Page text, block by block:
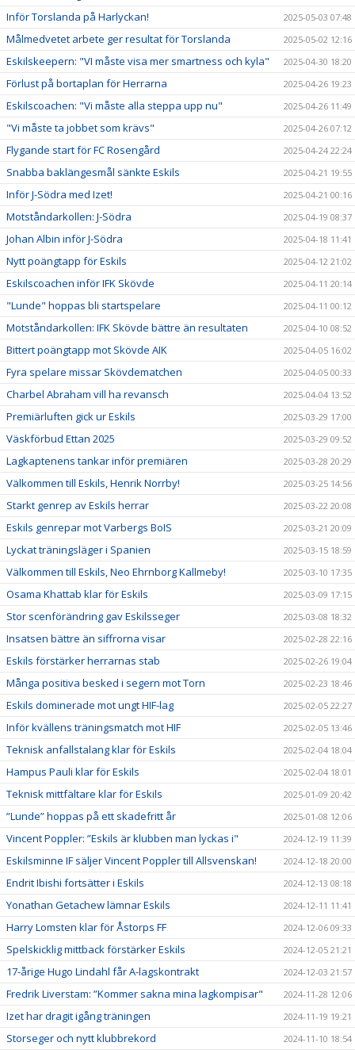
Inför Torslanda på Harlyckan! 2025-05-03 07:48
Målmedvetet arbete ger resultat för Torslanda 2025-05-02 12:16
Eskilskeepern: "VI måste visa mer smartness och kyla" 2025-04-30 18:20
Förlust på bortaplan för Herrarna 2025-04-26 19:23
Eskilscoachen: "Vi måste alla steppa upp nu" 2025-04-26 11:49
"Vi måste ta jobbet som krävs" 2025-04-26 07:12
Flygande start för FC Rosengård 2025-04-24 22:24
Snabba baklängesmål sänkte Eskils 2025-04-21 19:55
Inför J-Södra med Izet! 2025-04-21 00:16
Motståndarkollen: J-Södra 2025-04-19 08:37
Johan Albin inför J-Södra 2025-04-18 11:41
Nytt poängtapp för Eskils 2025-04-12 21:02
Eskilscoachen inför IFK Skövde 2025-04-11 20:14
"Lunde" hoppas bli startspelare 2025-04-11 00:12
Motståndarkollen: IFK Skövde bättre än resultaten 2025-04-10 08:52
Bittert poängtapp mot Skövde AIK 2025-04-05 16:02
Fyra spelare missar Skövdematchen 2025-04-05 00:33
Charbel Abraham vill ha revansch 2025-04-04 13:52
Premiärluften gick ur Eskils 2025-03-29 17:00
Väskförbud Ettan 2025 2025-03-29 09:52
Lagkaptenens tankar inför premiären 2025-03-28 20:29
Välkommen till Eskils, Henrik Norrby! 2025-03-25 14:56
Starkt genrep av Eskils herrar 2025-03-22 20:08
Eskils genrepar mot Varbergs BoIS 2025-03-21 20:09
Lyckat träningsläger i Spanien 2025-03-15 18:59
Välkommen till Eskils, Neo Ehrnborg Kallmeby! 2025-03-10 17:35
Osama Khattab klar för Eskils 2025-03-09 17:15
Stor scenförändring gav Eskilsseger 2025-03-08 18:32
Insatsen bättre än siffrorna visar 2025-02-28 22:16
Eskils förstärker herrarnas stab 2025-02-26 19:04
Många positiva besked i segern mot Torn 2025-02-23 18:46
Eskils dominerade mot ungt HIF-lag 2025-02-05 22:27
Inför kvällens träningsmatch mot HIF 2025-02-05 13:46
Teknisk anfallstalang klar för Eskils 2025-02-04 18:04
Hampus Pauli klar för Eskils 2025-02-04 18:01
Teknisk mittfältare klar för Eskils 2025-01-09 20:42
”Lunde” hoppas på ett skadefritt år 2025-01-08 12:06
Vincent Poppler: ”Eskils är klubben man lyckas i" 2024-12-19 11:39
Eskilsminne IF säljer Vincent Poppler till Allsvenskan! 2024-12-18 20:00
Endrit Ibishi fortsätter i Eskils 2024-12-13 08:18
Yonathan Getachew lämnar Eskils 2024-12-11 11:41
Harry Lomsten klar för Åstorps FF 2024-12-06 09:33
Spelskicklig mittback förstärker Eskils 2024-12-05 21:21
17-årige Hugo Lindahl får A-lagskontrakt 2024-12-03 21:57
Fredrik Liverstam: ”Kommer sakna mina lagkompisar" 2024-11-28 12:06
Izet har dragit igång träningen 2024-11-19 19:21
Storseger och nytt klubbrekord 2024-11-10 18:54